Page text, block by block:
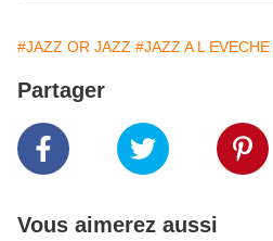
#JAZZ OR JAZZ #JAZZ A L EVECHE
Partager
Vous aimerez aussi